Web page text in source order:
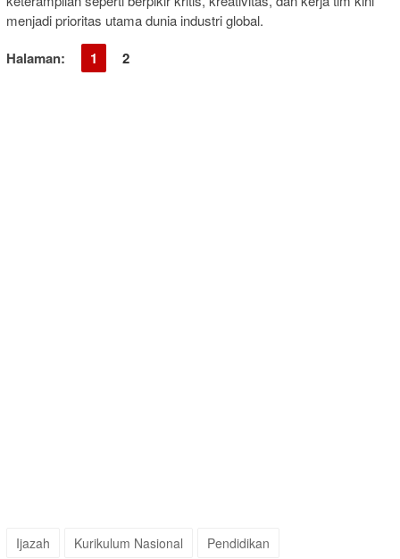
menjadi prioritas utama dunia industri global.
Halaman: 1 2
Ijazah Kurikulum Nasional Pendidikan